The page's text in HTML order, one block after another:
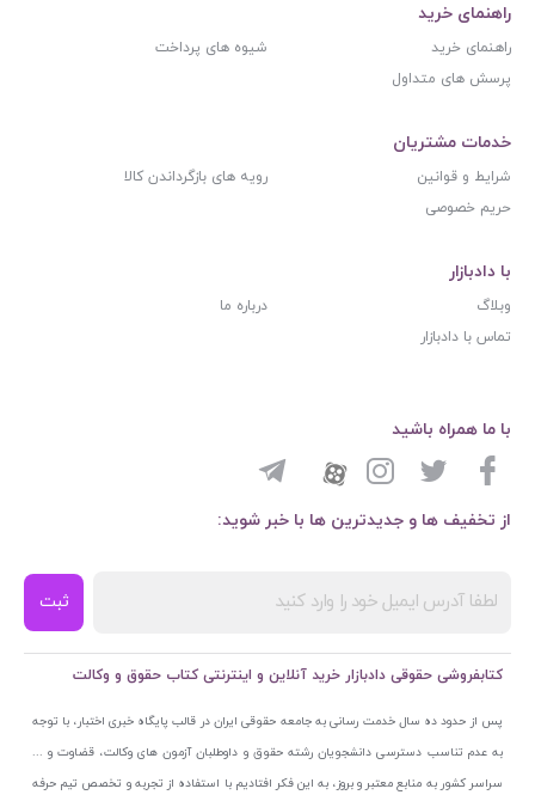
راهنمای خرید
راهنمای خرید
شیوه های پرداخت
پرسش های متداول
خدمات مشتریان
شرایط و قوانین
رویه های بازگرداندن کالا
حریم خصوصی
با دادبازار
وبلاگ
درباره ما
تماس با دادبازار
از تخفیف ها و جدیدترین ها با خبر شوید:
ثبت
با ما همراه باشید
کتابفروشی حقوقی دادبازار خرید آنلاین و اینترنتی کتاب حقوق و وکالت
پس از حدود ده سال خدمت رسانی به جامعه حقوقی ایران در قالب پایگاه خبری اختبار، با توجه
به عدم تناسب دسترسی دانشجویان رشته حقوق و داوطلبان آزمون های وکالت، قضاوت و ...
سراسر کشور به منابع معتبر و بروز، به این فکر افتادیم با استفاده از تجربه و تخصص تیم حرفه